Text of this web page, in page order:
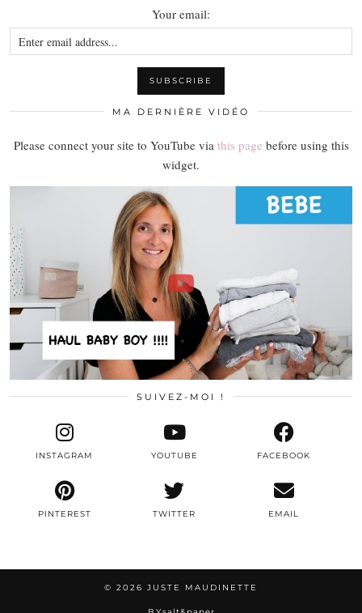
Your email:
MA DERNIÈRE VIDÉO
Please connect your site to YouTube via this page before using this
widget.
SUIVEZ-MOI !
TWITTER
INSTAGRAM FACEBOOK
PINTEREST
YOUTUBE
EMAIL
© 2026 JUSTE MAUDINETTE